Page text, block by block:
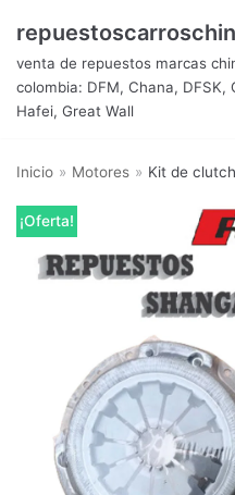
Saltar
contenido
venta de repuestos marcas
colombia: DFM, Chana, DFSK,
Hafei, Great Wall
Inicio » Motores » Kit de
¡Oferta!